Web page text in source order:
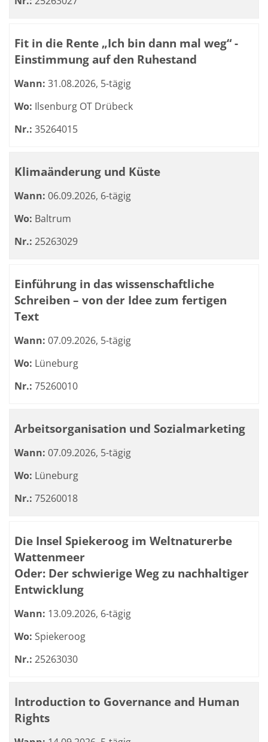
Fit in die Rente „Ich bin dann mal weg“ -
Einstimmung auf den Ruhestand
Wann: 31.08.2026, 5-tägig
Wo: Ilsenburg OT Drübeck
Nr.: 35264015
Klimaänderung und Küste
Wann: 06.09.2026, 6-tägig
Wo: Baltrum
Nr.: 25263029
Einführung in das wissenschaftliche
Schreiben – von der Idee zum fertigen
Text
Wann: 07.09.2026, 5-tägig
Wo: Lüneburg
Nr.: 75260010
Arbeitsorganisation und Sozialmarketing
Wann: 07.09.2026, 5-tägig
Wo: Lüneburg
Nr.: 75260018
Die Insel Spiekeroog im Weltnaturerbe
Wattenmeer
Oder: Der schwierige Weg zu nachhaltiger
Entwicklung
Wann: 13.09.2026, 6-tägig
Wo: Spiekeroog
Nr.: 25263030
Introduction to Governance and Human
Rights